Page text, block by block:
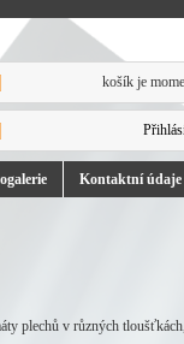
košík je
galerie Kontaktní údaje
plechů v různých